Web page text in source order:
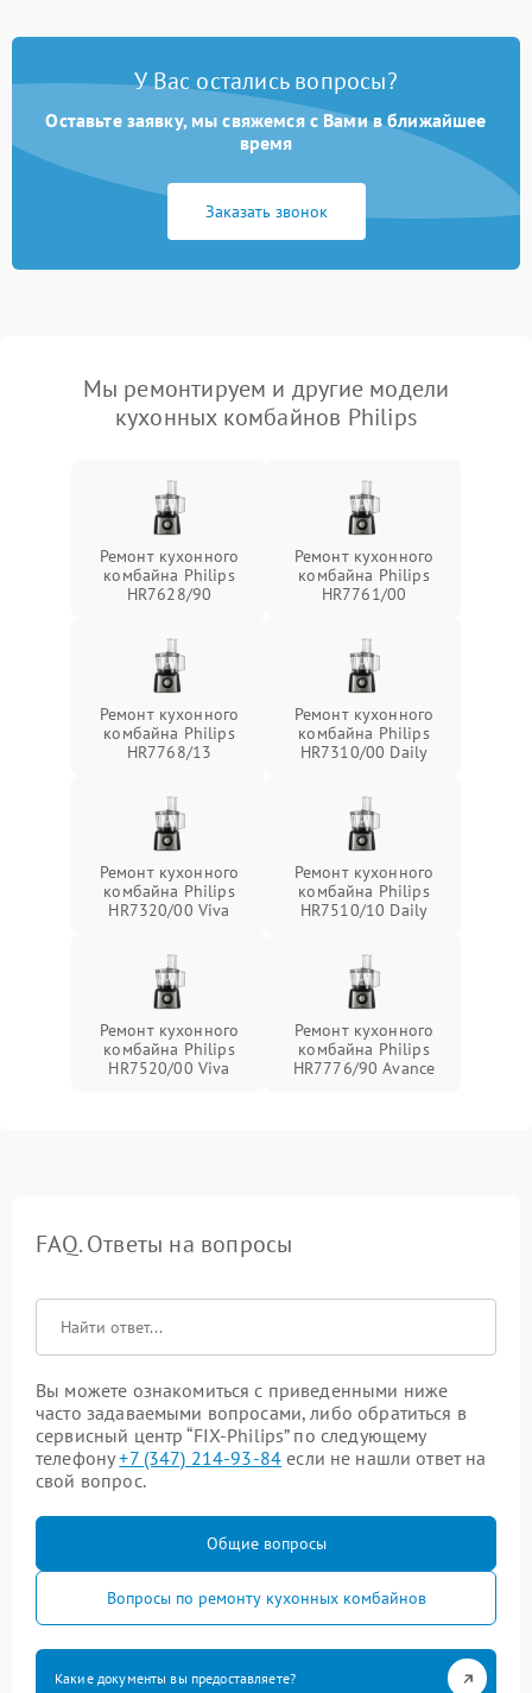
У Вас остались вопросы?
Оставьте заявку, мы свяжемся с Вами в ближайшее
время
Заказать звонок
Мы ремонтируем и другие модели
кухонных комбайнов Philips
Ремонт кухонного
комбайна Philips
HR7628/90
Ремонт кухонного
комбайна Philips
HR7761/00
Ремонт кухонного
комбайна Philips
HR7768/13
Ремонт кухонного
комбайна Philips
HR7310/00 Daily
Ремонт кухонного
комбайна Philips
HR7320/00 Viva
Ремонт кухонного
комбайна Philips
HR7510/10 Daily
Ремонт кухонного
комбайна Philips
HR7520/00 Viva
Ремонт кухонного
комбайна Philips
HR7776/90 Avance
FAQ. Ответы на вопросы
Вы можете ознакомиться с приведенными ниже
часто задаваемыми вопросами, либо обратиться в
сервисный центр “FIX-Philips” по следующему
телефону+7 (347) 214-93-84 если не нашли ответ на
свой вопрос.
Общие вопросы
Вопросы по ремонту кухонных комбайнов
Какие документы вы предоставляете?